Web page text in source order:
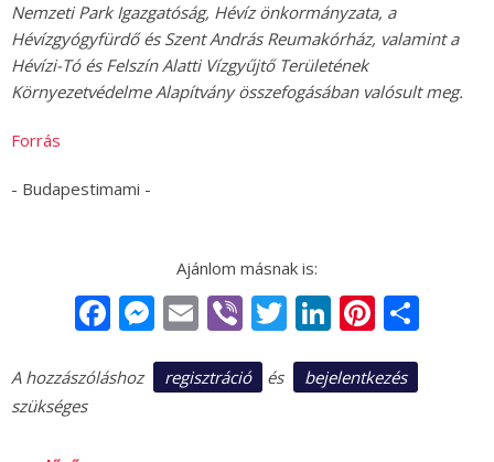
Nemzeti Park Igazgatóság, Hévíz önkormányzata, a
Hévízgyógyfürdő és Szent András Reumakórház, valamint a
Hévízi-Tó és Felszín Alatti Vízgyűjtő Területének
Környezetvédelme Alapítvány összefogásában valósult meg.
Forrás
- Budapestimami -
Facebook
Messenger
EmailViberTwitter
LinkedIn
A hozzászóláshoz regisztráció és
bejelentkezés
szükséges